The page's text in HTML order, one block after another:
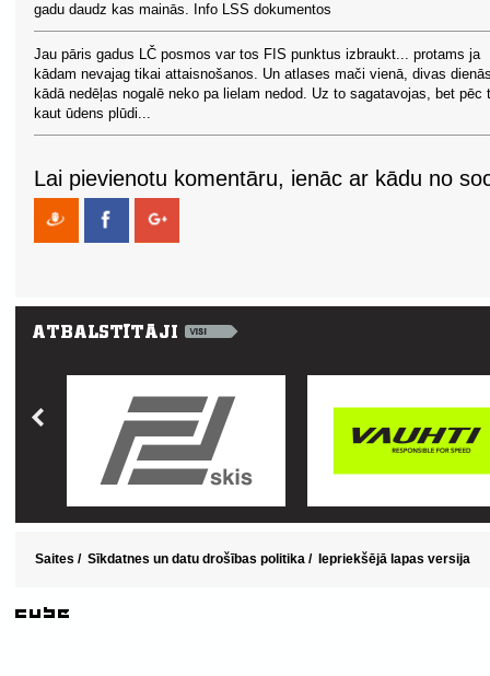
gadu daudz kas mainās. Info LSS dokumentos
Jau pāris gadus LČ posmos var tos FIS punktus izbraukt... protams ja
kādam nevajag tikai attaisnošanos. Un atlases mači vienā, divas
kādā nedēļas nogalē neko pa lielam nedod. Uz to sagatavojas, bet pēc
kaut ūdens plūdi...
Lai pievienotu komentāru, ienāc ar kādu no
Saites / Sīkdatnes un datu drošības politika / Iepriekšējā lapas versija